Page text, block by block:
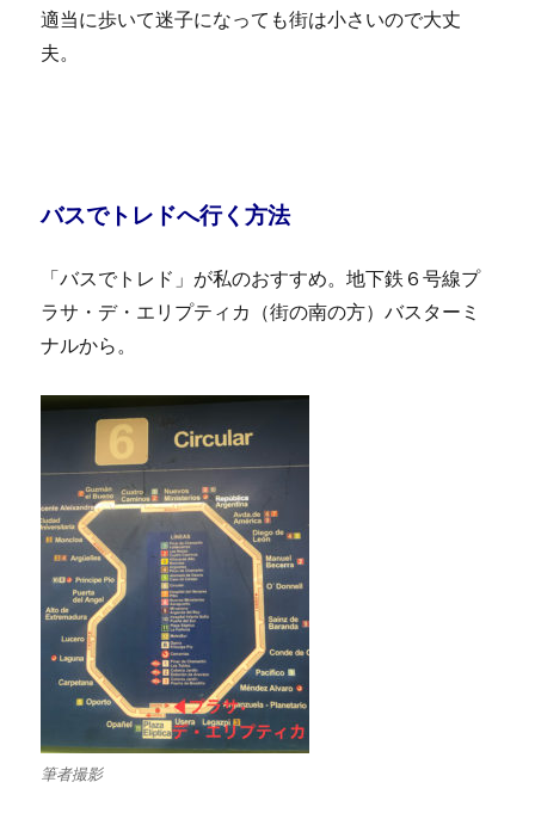
適当に歩いて迷子になっても街は小さいので大丈
夫。
バスでトレドへ行く方法
「バスでトレド」が私のおすすめ。地下鉄６号線プ
ラサ・デ・エリプティカ（街の南の方）バスターミ
ナルから。
筆者撮影